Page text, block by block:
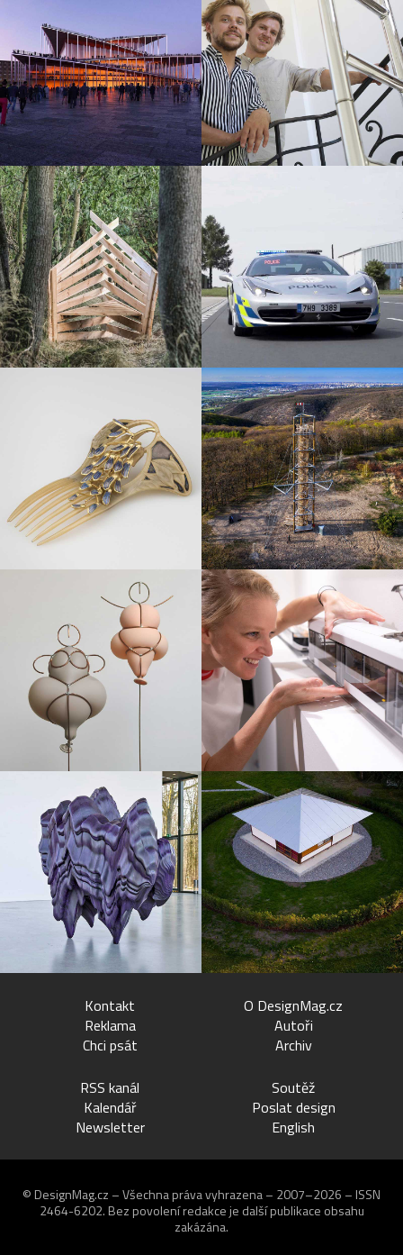
Kontakt
Reklama
Chci psát
O DesignMag.cz
Autoři
Archiv
RSS kanál
Kalendář
Newsletter
Soutěž
Poslat design
English
© DesignMag.cz – Všechna práva vyhrazena – 2007–2026 – ISSN
2464-6202. Bez povolení redakce je další publikace obsahu
zakázána.